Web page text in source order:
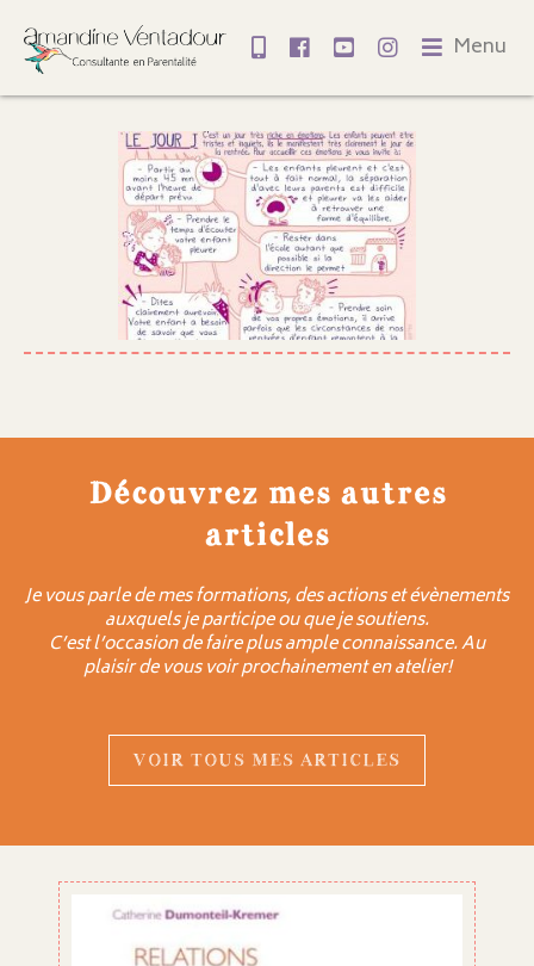
Menu
Découvrez mes autres
articles
Je vous parle de mes formations, des actions et évènements
auxquels je participe ou que je soutiens.
C’est l’occasion de faire plus ample connaissance. Au
plaisir de vous voir prochainement en atelier!
VOIR TOUS MES ARTICLES